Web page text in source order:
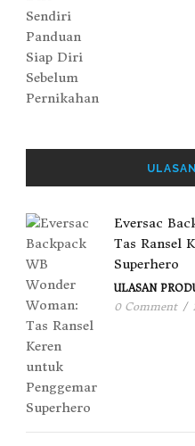
Eversac
Tas Ransel
Superhero
ULASAN
0 Comment /